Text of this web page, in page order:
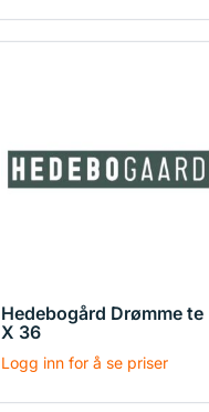
Hedebogård Drømme te
X 36
Logg inn for å se priser